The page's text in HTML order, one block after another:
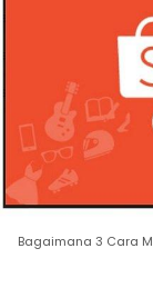
Bagaimana 3 Cara